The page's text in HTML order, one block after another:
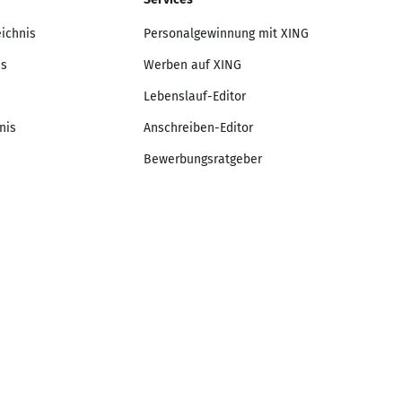
Personalgewinnung mit XING
Werben auf XING
Lebenslauf-Editor
Anschreiben-Editor
Bewerbungsratgeber